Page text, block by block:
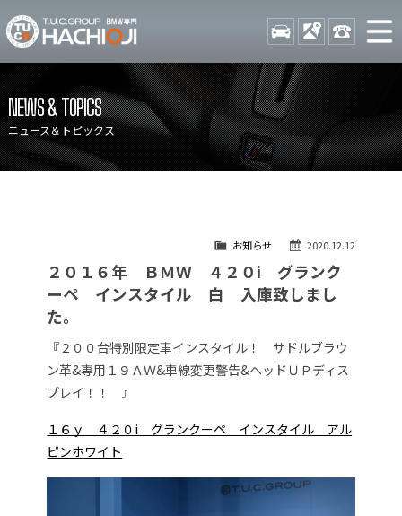
TUCグループ BMW専門 八
STOCK ACCESS 042-
在庫リスト
目玉車両一覧
店舗紹介
保証＆サービス
アクセスマップ
自動車保険
TUCとは？
リクルート
会社概要
NEWS & TOPICS
ニュース＆トピックス
2020.12.12
お知らせ
２０１６年 ＢＭＷ ４２０i グランク
ーペ インスタイル 白 入庫致しまし
た。
『２００台特別限定車インスタイル！ サドルブラウ
ン革&専用１９ＡＷ&車線変更警告&ヘッドＵＰディス
プレイ！！ 』
１６ｙ ４２０i グランクーペ インスタイル アル
ピンホワイト